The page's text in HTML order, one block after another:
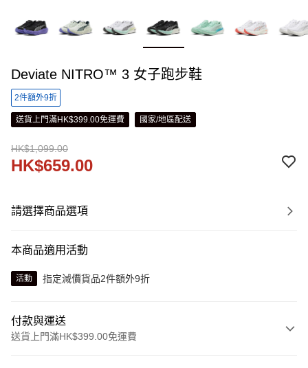
Deviate NITRO™ 3 女子跑步鞋
2件額外9折
送貨上門滿HK$399.00免運費 國家/地區配送
HK$1,099.00
HK$659.00
請選擇商品選項
本商品適用活動
活動 指定減價貨品2件額外9折
付款與運送
送貨上門滿HK$399.00免運費